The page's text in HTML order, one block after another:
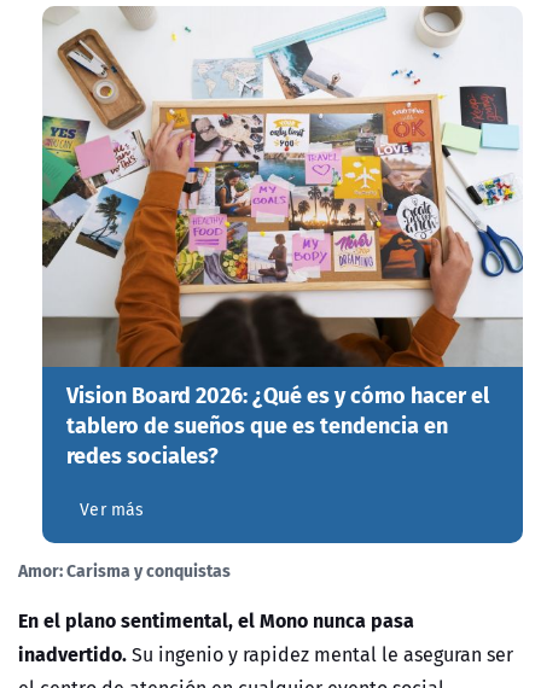
Vision Board 2026: ¿Qué es y cómo hacer el
tablero de sueños que es tendencia en
redes sociales?
Ver más
Amor: Carisma y conquistas
En el plano sentimental, el Mono nunca pasa
inadvertido.Su ingenio y rapidez mental le aseguran ser